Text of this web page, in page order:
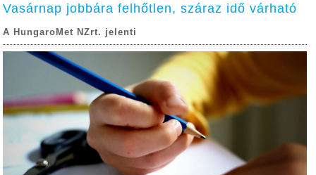
Vasárnap jobbára felhőtlen, száraz idő várható
A HungaroMet NZrt. jelenti